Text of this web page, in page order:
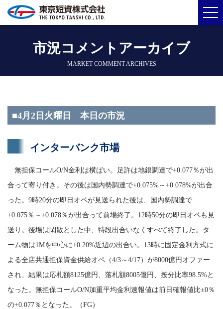
市況コメントアーカイブ
MARKET COMMENT ARCHIVES
■4月2日火曜日 本日の市況
インターバンク市場
無担保コールO/N金利は横ばい。足許は地銀調達で+0.077％が出
合って寄り付き。その後は国内勢調達で+0.075%～+0.078%が出合
った。9時20分の即日オペが見送られた後は、国内勢調達で
+0.075％～+0.078％が出合って前場終了。12時50分の即日オペも見
送り。後場は閑散とした中、特段出合いなくすべて終了した。タ
ーム物は1Mを中心に+0.20%近辺の出合い。13時に固定金利方式に
よる全店共通担保資金供給オペ（4/3～4/17）が8000億円オファー
され、結果は応札額8125億円、落札額8005億円、按分比率98.5%と
なった。無担保コールO/N加重平均金利速報値は前日確報値比±0％
の+0.077％となった。（FG）